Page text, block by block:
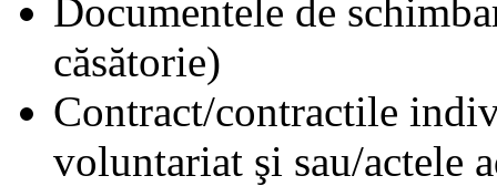
Documentele de
căsătorie)
Contract/contractile
voluntariat şi sau/actele